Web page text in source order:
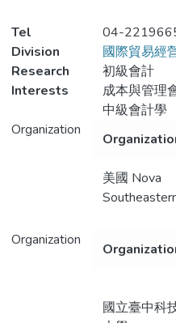
Tel
04-
Division
國際貿易經
Research
Interests
初級會計
成本與管理
中級會計學
Organization
美國 Nova
Organization
國立臺中科